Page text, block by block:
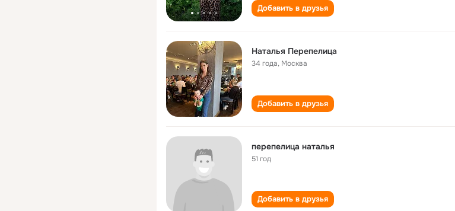
Добавить в друзья
Наталья Перепелица
34 года, Москва
Добавить в друзья
перепелица наталья
51 год
Добавить в друзья